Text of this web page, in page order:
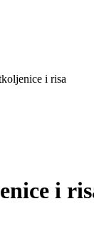
i risa
i